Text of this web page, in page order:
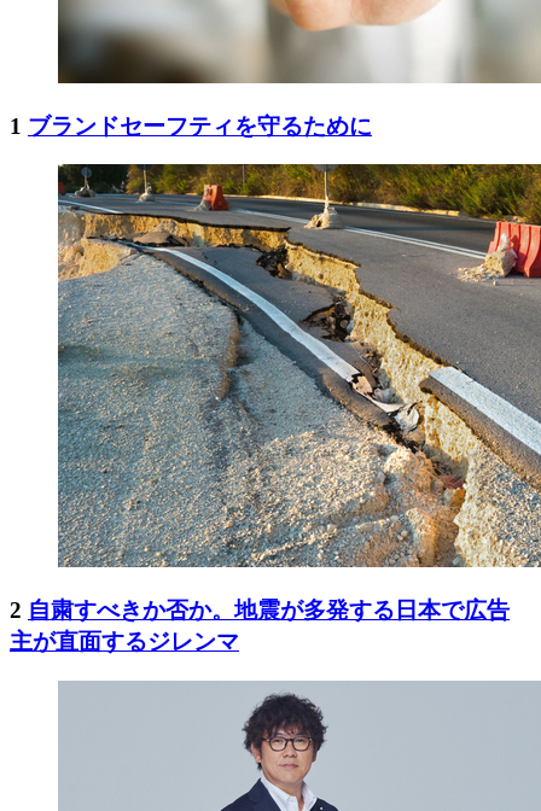
1 ブランドセーフティを守るために
2 自粛すべきか否か。地震が多発する日本で広告
主が直面するジレンマ